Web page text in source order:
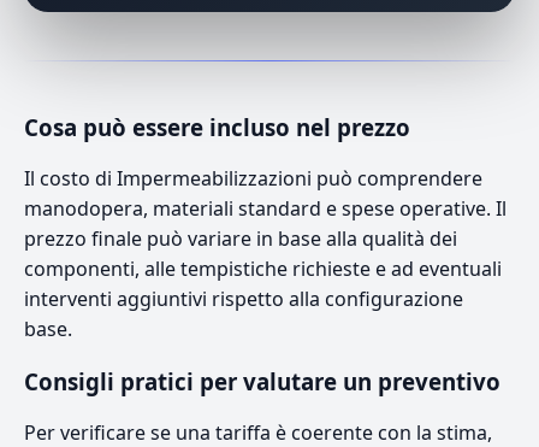
Cosa può essere incluso nel prezzo
Il costo di Impermeabilizzazioni può comprendere
manodopera, materiali standard e spese operative. Il
prezzo finale può variare in base alla qualità dei
componenti, alle tempistiche richieste e ad eventuali
interventi aggiuntivi rispetto alla configurazione
base.
Consigli pratici per valutare un preventivo
Per verificare se una tariffa è coerente con la stima,